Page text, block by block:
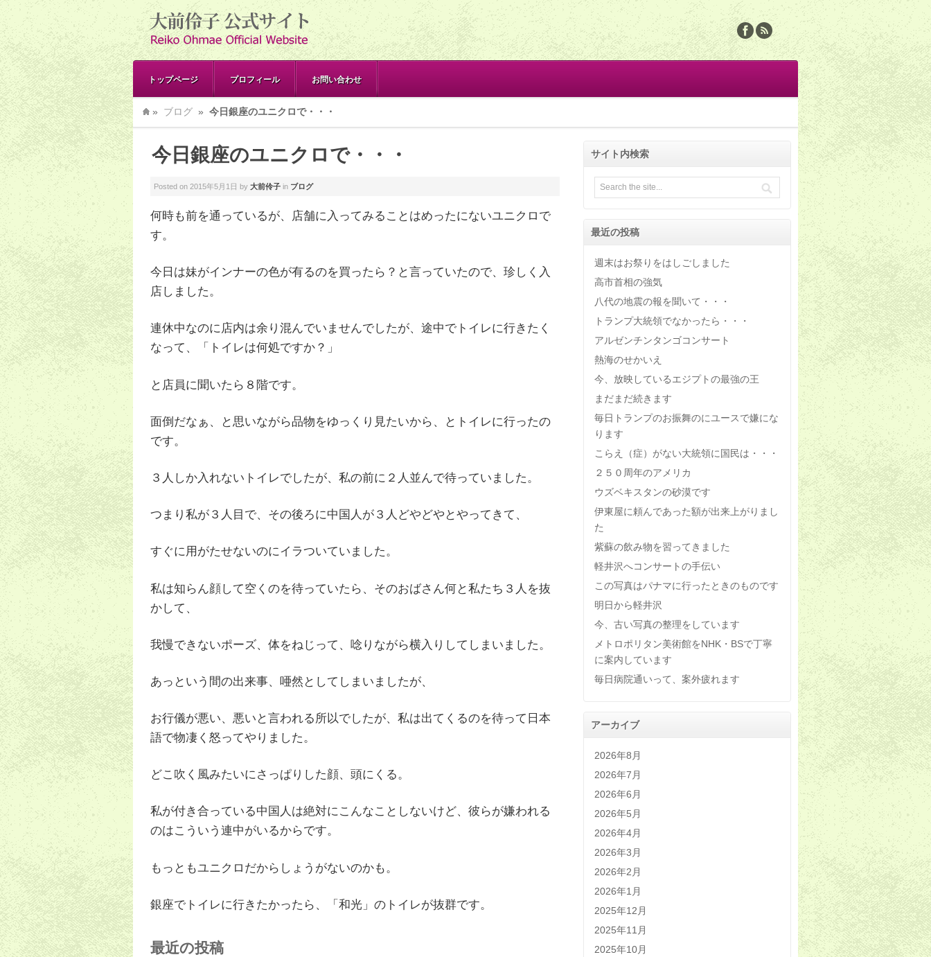
トップページ プロフィール お問い合わせ
» ブログ » 今日銀座のユニクロで・・・
今日銀座のユニクロで・・・
Posted on 2015年5月1日 by 大前伶子 in ブログ
何時も前を通っているが、店舗に入ってみることはめったにないユニクロで
す。
今日は妹がインナーの色が有るのを買ったら？と言っていたので、珍しく入
店しました。
連休中なのに店内は余り混んでいませんでしたが、途中でトイレに行きたく
なって、「トイレは何処ですか？」
と店員に聞いたら８階です。
面倒だなぁ、と思いながら品物をゆっくり見たいから、とトイレに行ったの
です。
３人しか入れないトイレでしたが、私の前に２人並んで待っていました。
つまり私が３人目で、その後ろに中国人が３人どやどやとやってきて、
すぐに用がたせないのにイラついていました。
私は知らん顔して空くのを待っていたら、そのおばさん何と私たち３人を抜
かして、
我慢できないポーズ、体をねじって、唸りながら横入りしてしまいました。
あっという間の出来事、唖然としてしまいましたが、
お行儀が悪い、悪いと言われる所以でしたが、私は出てくるのを待って日本
語で物凄く怒ってやりました。
どこ吹く風みたいにさっぱりした顔、頭にくる。
私が付き合っている中国人は絶対にこんなことしないけど、彼らが嫌われる
のはこういう連中がいるからです。
もっともユニクロだからしょうがないのかも。
銀座でトイレに行きたかったら、「和光」のトイレが抜群です。
最近の投稿
サイト内検索
最近の投稿
週末はお祭りをはしごしました
高市首相の強気
八代の地震の報を聞いて・・・
トランプ大統領でなかったら・・・
アルゼンチンタンゴコンサート
熱海のせかいえ
今、放映しているエジプトの最強の王
まだまだ続きます
毎日トランプのお振舞のにユースで嫌にな
ります
こらえ（症）がない大統領に国民は・・・
２５０周年のアメリカ
ウズベキスタンの砂漠です
伊東屋に頼んであった額が出来上がりまし
た
紫蘇の飲み物を習ってきました
軽井沢へコンサートの手伝い
この写真はパナマに行ったときのものです
明日から軽井沢
今、古い写真の整理をしています
メトロポリタン美術館をNHK・BSで丁寧
に案内しています
毎日病院通いって、案外疲れます
アーカイブ
2026年8月
2026年7月
2026年6月
2026年5月
2026年4月
2026年3月
2026年2月
2026年1月
2025年12月
2025年11月
2025年10月